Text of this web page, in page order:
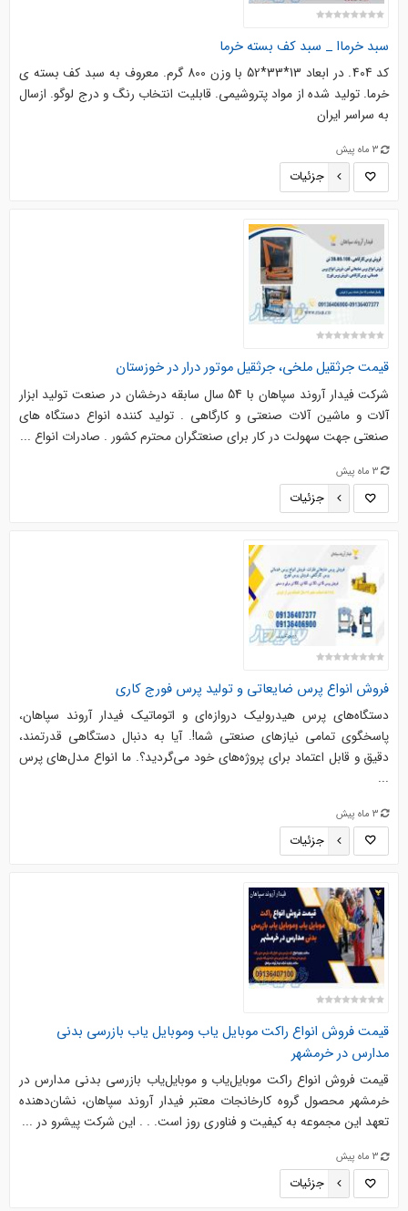
سبد خرماا _ سبد کف بسته خرما
کد 404. در ابعاد 13*33*52 با وزن 800 گرم. معروف به سبد کف بسته ی
خرما. تولید شده از مواد پتروشیمی. قابلیت انتخاب رنگ و درج لوگو. ازسال
به سراسر ایران
3 ماه پیش
جزئیات
قیمت جرثقیل ملخی، جرثقیل موتور درار در خوزستان
شرکت فیدار آروند سپاهان با 54 سال سابقه درخشان در صنعت تولید ابزار
آلات و ماشین آلات صنعتی و کارگاهی . تولید کننده انواع دستگاه های
صنعتی جهت سهولت در کار برای صنعتگران محترم کشور . صادرات انواع ...
3 ماه پیش
جزئیات
فروش انواع پرس ضایعاتی و تولید پرس فورج کاری
دستگاه‌های پرس هیدرولیک دروازه‌ای و اتوماتیک فیدار آروند سپاهان،
پاسخگوی تمامی نیازهای صنعتی شما!. آیا به دنبال دستگاهی قدرتمند،
دقیق و قابل اعتماد برای پروژه‌های خود می‌گردید؟. ما انواع مدل‌های پرس
...
3 ماه پیش
جزئیات
قیمت فروش انواع راکت موبایل یاب وموبایل یاب بازرسی بدنی
مدارس در خرمشهر
قیمت فروش انواع راکت موبایل‌یاب و موبایل‌یاب بازرسی بدنی مدارس در
خرمشهر محصول گروه کارخانجات معتبر فیدار آروند سپاهان، نشان‌دهنده
تعهد این مجموعه به کیفیت و فناوری روز است. . . این شرکت پیشرو در ...
3 ماه پیش
جزئیات